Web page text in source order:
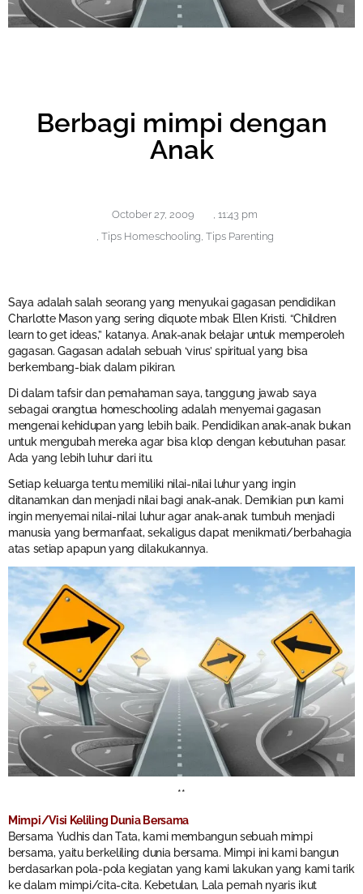
Berbagi mimpi dengan
Anak
October 27, 2009 , 11:43 pm
, Tips Homeschooling, Tips Parenting
Saya adalah salah seorang yang menyukai gagasan pendidikan
Charlotte Mason yang sering diquote mbak Ellen Kristi. “Children
learn to get ideas,” katanya. Anak-anak belajar untuk memperoleh
gagasan. Gagasan adalah sebuah ‘virus’ spiritual yang bisa
berkembang-biak dalam pikiran.
Di dalam tafsir dan pemahaman saya, tanggung jawab saya
sebagai orangtua homeschooling adalah menyemai gagasan
mengenai kehidupan yang lebih baik. Pendidikan anak-anak bukan
untuk mengubah mereka agar bisa klop dengan kebutuhan pasar.
Ada yang lebih luhur dari itu.
Setiap keluarga tentu memiliki nilai-nilai luhur yang ingin
ditanamkan dan menjadi nilai bagi anak-anak. Demikian pun kami
ingin menyemai nilai-nilai luhur agar anak-anak tumbuh menjadi
manusia yang bermanfaat, sekaligus dapat menikmati/berbahagia
atas setiap apapun yang dilakukannya.
**
Mimpi/Visi Keliling Dunia Bersama
Bersama Yudhis dan Tata, kami membangun sebuah mimpi
bersama, yaitu berkeliling dunia bersama. Mimpi ini kami bangun
berdasarkan pola-pola kegiatan yang kami lakukan yang kami tarik
ke dalam mimpi/cita-cita. Kebetulan, Lala pernah nyaris ikut